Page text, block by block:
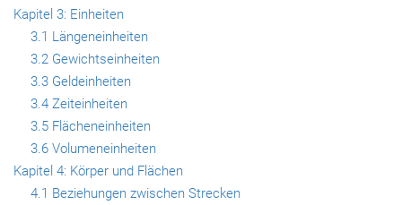
Kapitel 3: Einheiten
3.1 Längeneinheiten
3.2 Gewichtseinheiten
3.3 Geldeinheiten
3.4 Zeiteinheiten
3.5 Flächeneinheiten
3.6 Volumeneinheiten
Kapitel 4: Körper und Flächen
4.1 Beziehungen zwischen Strecken